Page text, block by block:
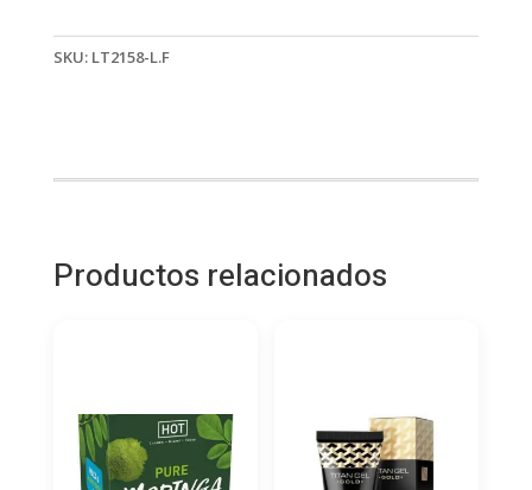
SKU: LT2158-L.F
Productos relacionados